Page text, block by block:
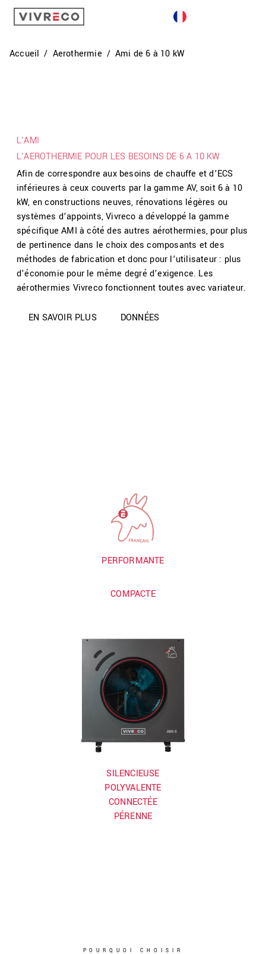
GÉOTHERMIE
AQUATHERMIE
Accueil Aerothermie Ami de 6 à 10 kW
L’AMI
L’AEROTHERMIE POUR LES BESOINS DE 6 A 10 KW
Afin de correspondre aux besoins de chauffe et d’ECS
inférieures à ceux couverts par la gamme AV, soit 6 à 10
kW, en constructions neuves, rénovations légères ou
systèmes d’appoints, Vivreco a développé la gamme
spécifique AMI à côté des autres aérothermies, pour plus
de pertinence dans le choix des composants et des
méthodes de fabrication et donc pour l’utilisateur : plus
d’économie pour le même degré d’exigence. Les
aérothermies Vivreco fonctionnent toutes avec variateur.
EN SAVOIR PLUS DONNÉES
PERFORMANTE
COMPACTE
SILENCIEUSE
POLYVALENTE
CONNECTÉE
PÉRENNE
POURQUOI CHOISIR